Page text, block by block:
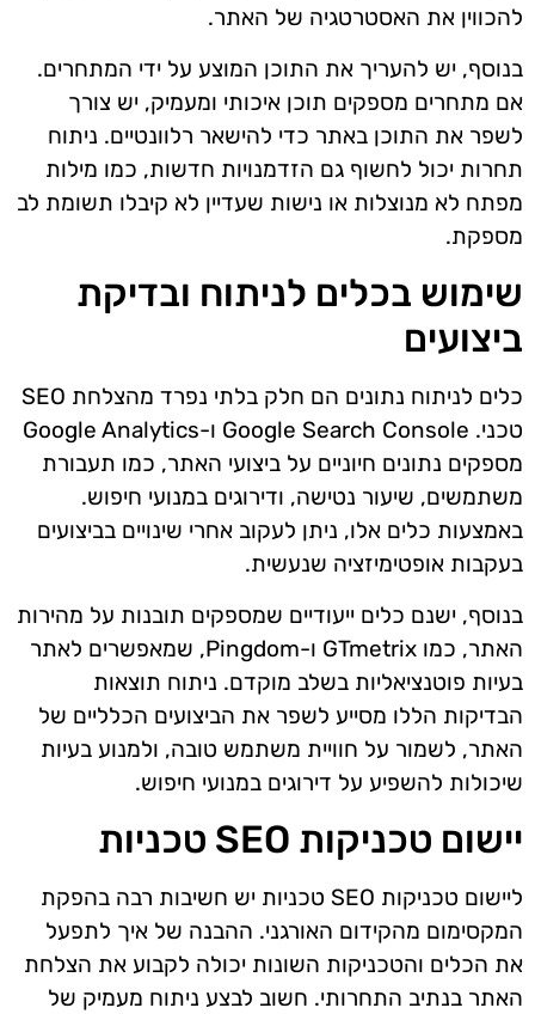
להכווין את האסטרטגיה של האתר.
בנוסף, יש להעריך את התוכן המוצע על ידי המתחרים.
אם מתחרים מספקים תוכן איכותי ומעמיק, יש צורך
לשפר את התוכן באתר כדי להישאר רלוונטיים. ניתוח
תחרות יכול לחשוף גם הזדמנויות חדשות, כמו מילות
מפתח לא מנוצלות או נישות שעדיין לא קיבלו תשומת לב
מספקת.
שימוש בכלים לניתוח ובדיקת
ביצועים
כלים לניתוח נתונים הם חלק בלתי נפרד מהצלחת SEO
טכני. Google Search Console ו-Google Analytics
מספקים נתונים חיוניים על ביצועי האתר, כמו תעבורת
משתמשים, שיעור נטישה, ודירוגים במנועי חיפוש.
באמצעות כלים אלו, ניתן לעקוב אחרי שינויים בביצועים
בעקבות אופטימיזציה שנעשית.
בנוסף, ישנם כלים ייעודיים שמספקים תובנות על מהירות
האתר, כמו GTmetrix ו-Pingdom, שמאפשרים לאתר
בעיות פוטנציאליות בשלב מוקדם. ניתוח תוצאות
הבדיקות הללו מסייע לשפר את הביצועים הכלליים של
האתר, לשמור על חוויית משתמש טובה, ולמנוע בעיות
שיכולות להשפיע על דירוגים במנועי חיפוש.
יישום טכניקות SEO טכניות
ליישום טכניקות SEO טכניות יש חשיבות רבה בהפקת
המקסימום מהקידום האורגני. ההבנה של איך לתפעל
את הכלים והטכניקות השונות יכולה לקבוע את הצלחת
האתר בנתיב התחרותי. חשוב לבצע ניתוח מעמיק של